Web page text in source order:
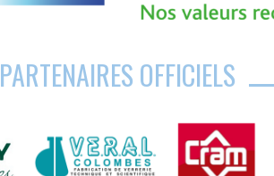
PARTENAIRES OFFICIELS